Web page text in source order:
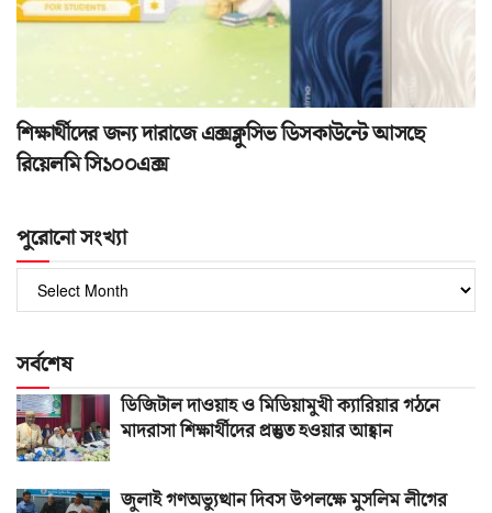
শিক্ষার্থীদের জন্য দারাজে এক্সক্লুসিভ ডিসকাউন্টে আসছে
রিয়েলমি সি১০০এক্স
পুরোনো সংখ্যা
পুরোনো
সংখ্যা
সর্বশেষ
ডিজিটাল দাওয়াহ ও মিডিয়ামুখী ক্যারিয়ার গঠনে
মাদরাসা শিক্ষার্থীদের প্রস্তুত হওয়ার আহ্বান
জুলাই গণঅভ্যুত্থান দিবস উপলক্ষে মুসলিম লীগের